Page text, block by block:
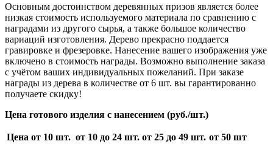
Основным достоинством деревянных призов является более
низкая стоимость используемого материала по сравнению с
наградами из другого сырья, а также большое количество
вариаций изготовления. Дерево прекрасно поддается
гравировке и фрезеровке. Нанесение вашего изображения уже
включено в стоимость награды. Возможно выполнение заказа
с учётом ваших индивидуальных пожеланий. При заказе
награды из дерева в количестве от 6 шт. вы гарантированно
получаете скидку!
Цена готового изделия с нанесением (руб./шт.)
Цена от 10 шт. от 10 до 24 шт. от 25 до 49 шт. от 50 шт